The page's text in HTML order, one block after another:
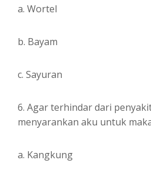
a. Wortel
b. Bayam
c. Sayuran
6. Agar terhindar dari
menyarankan aku untuk
a. Kangkung